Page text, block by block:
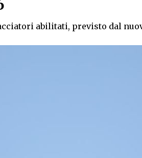
abilitati, previsto dal